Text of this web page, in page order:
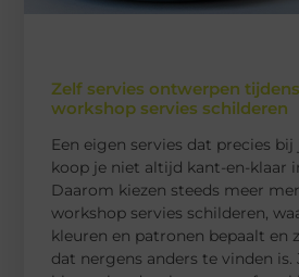
Zelf servies ontwerpen
workshop servies schilderen
Een eigen servies dat precies bij
koop je niet altijd kant-en-klaar
Daarom kiezen steeds meer
workshop servies schilderen,
kleuren en patronen bepaalt en
dat nergens anders te vinden